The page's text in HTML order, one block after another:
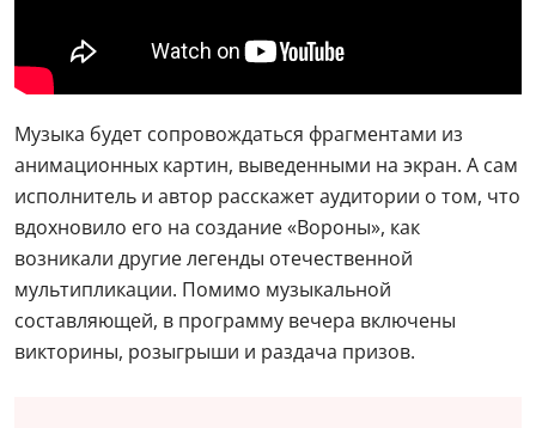
Музыка будет сопровождаться фрагментами из
анимационных картин, выведенными на экран. А сам
исполнитель и автор расскажет аудитории о том, что
вдохновило его на создание «Вороны», как
возникали другие легенды отечественной
мультипликации. Помимо музыкальной
составляющей, в программу вечера включены
викторины, розыгрыши и раздача призов.